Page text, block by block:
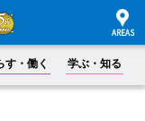
す・働く 学ぶ・知る